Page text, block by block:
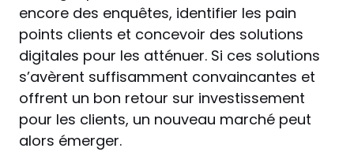
encore des enquêtes, identifier les pain
points clients et concevoir des solutions
digitales pour les atténuer. Si ces solutions
s’avèrent suffisamment convaincantes et
offrent un bon retour sur investissement
pour les clients, un nouveau marché peut
alors émerger.